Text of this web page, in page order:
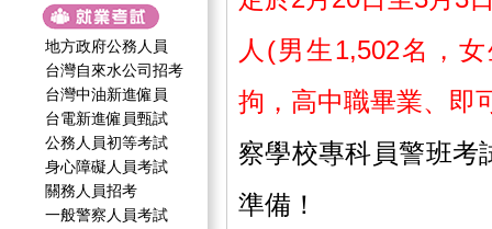
地方政府公務人員
台灣自來水公司招考
台灣中油新進僱員
台電新進僱員甄試
公務人員初等考試
身心障礙人員考試
關務人員招考
一般警察人員考試
人 (男生1,502名，
拘，高中職畢業、即
察學校專科員警班考
準備！